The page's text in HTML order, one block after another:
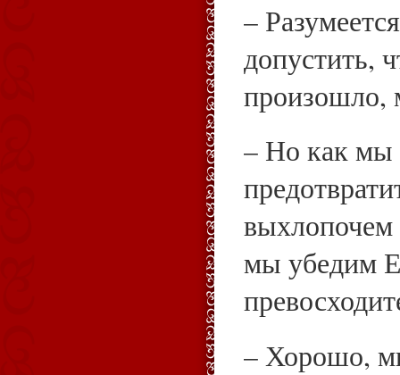
–
допустить,
произошло,
– Но как мы
выхлопочем
мы убедим
– Хорошо,